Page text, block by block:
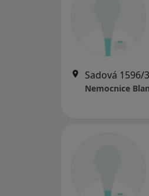
Sadová 1596/
Nemocnice